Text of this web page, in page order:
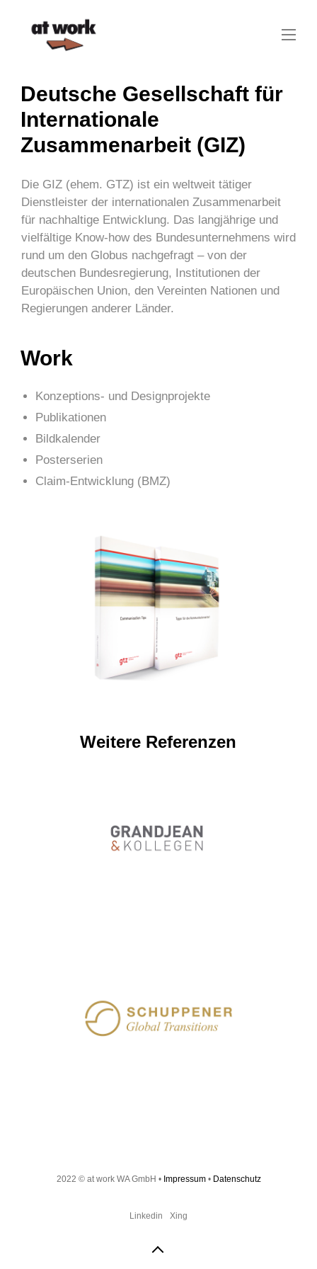
Deutsche Gesellschaft für
Internationale
Zusammenarbeit (GIZ)
Die GIZ (ehem. GTZ) ist ein weltweit tätiger
Dienstleister der internationalen Zusammenarbeit
für nachhaltige Entwicklung. Das langjährige und
vielfältige Know-how des Bundesunternehmens wird
rund um den Globus nachgefragt – von der
deutschen Bundesregierung, Institutionen der
Europäischen Union, den Vereinten Nationen und
Regierungen anderer Länder.
Work
Konzeptions- und Designprojekte
Publikationen
Bildkalender
Posterserien
Claim-Entwicklung (BMZ)
Weitere Referenzen
2022 © at work WA GmbH • Impressum• Datenschutz
Linkedin Xing